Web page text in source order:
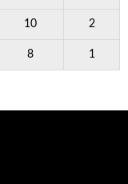
10 2
8 1